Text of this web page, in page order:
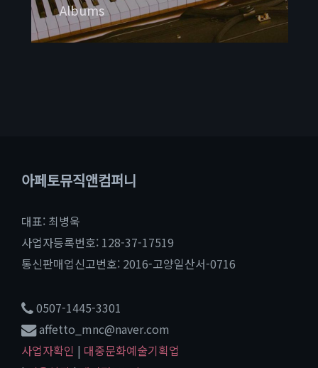
Albums
아페토뮤직앤컴퍼니
대표: 최병욱
사업자등록번호: 128-37-17519
통신판매업신고번호: 2016-고양일산서-0716
0507-1445-3301
affetto_mnc@naver.com
사업자확인 | 대중문화예술기획업